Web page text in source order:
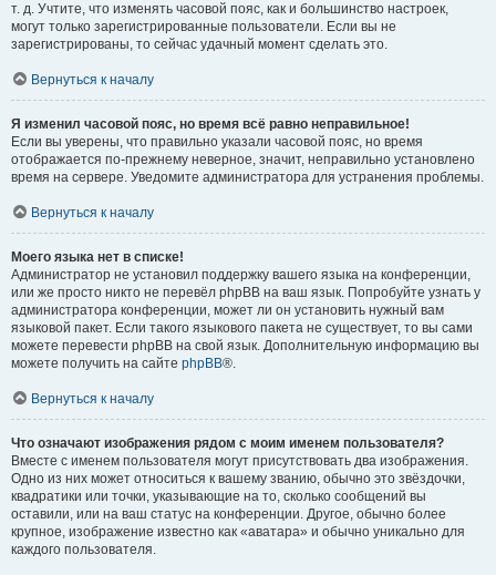
т. д. Учтите, что изменять часовой пояс, как и большинство настроек,
могут только зарегистрированные пользователи. Если вы не
зарегистрированы, то сейчас удачный момент сделать это.
Вернуться к началу
Я изменил часовой пояс, но время всё равно неправильное!
Если вы уверены, что правильно указали часовой пояс, но время
отображается по-прежнему неверное, значит, неправильно установлено
время на сервере. Уведомите администратора для устранения проблемы.
Вернуться к началу
Моего языка нет в списке!
Администратор не установил поддержку вашего языка на конференции,
или же просто никто не перевёл phpBB на ваш язык. Попробуйте узнать у
администратора конференции, может ли он установить нужный вам
языковой пакет. Если такого языкового пакета не существует, то вы сами
можете перевести phpBB на свой язык. Дополнительную информацию вы
можете получить на сайте phpBB®.
Вернуться к началу
Что означают изображения рядом с моим именем пользователя?
Вместе с именем пользователя могут присутствовать два изображения.
Одно из них может относиться к вашему званию, обычно это звёздочки,
квадратики или точки, указывающие на то, сколько сообщений вы
оставили, или на ваш статус на конференции. Другое, обычно более
крупное, изображение известно как «аватара» и обычно уникально для
каждого пользователя.